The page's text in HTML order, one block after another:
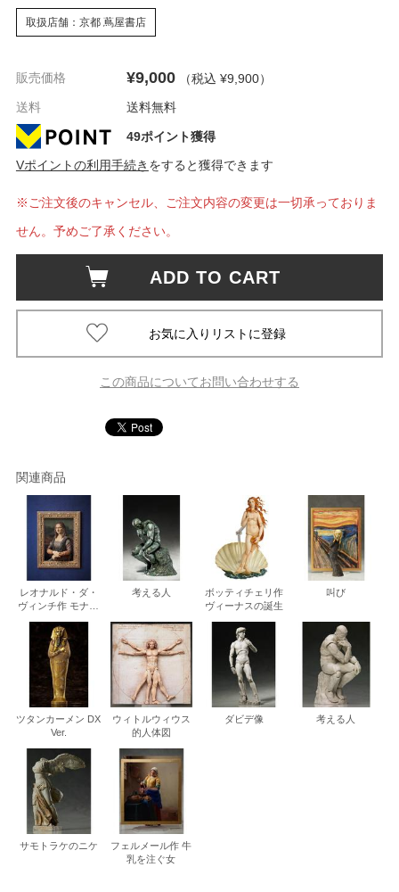
取扱店舗：京都 蔦屋書店
販売価格 ¥9,000 （税込 ¥9,900）
送料
送料無料
49ポイント獲得
Vポイントの利用手続き をすると獲得できます
※ご注文後のキャンセル、ご注文内容の変更は一切承っておりま
せん。予めご了承ください。
ADD TO CART
この商品についてお問い合わせする
関連商品
レオナルド・ダ・
ヴィンチ作 モナ・
考える人
ボッティチェリ作
ヴィーナスの誕生
叫び
ツタンカーメン DX
Ver.
ウィトルウィウス
的人体図
ダビデ像 考える人
サモトラケのニケ
フェルメール作 牛
乳を注ぐ女